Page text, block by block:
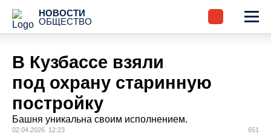
НОВОСТИ
ОБЩЕСТВО
В Кузбассе взяли
под охрану старинную
постройку
Башня уникальна своим исполнением.
02.04.2026 12:23
651